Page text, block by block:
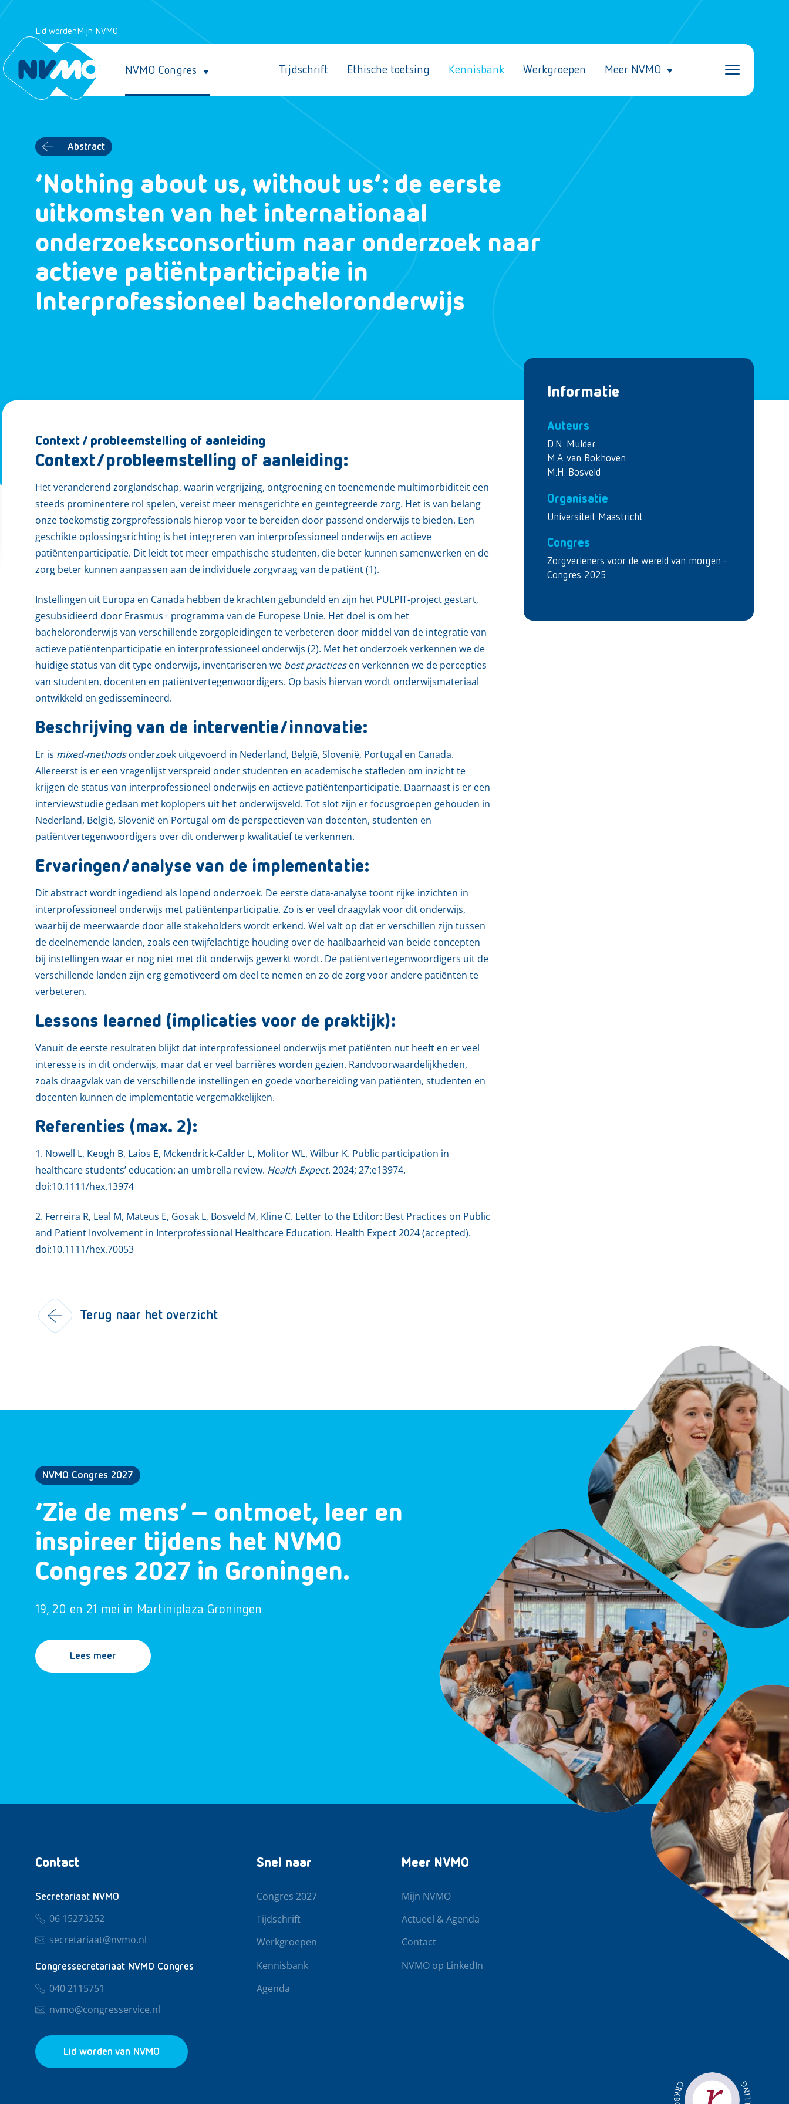
Lid wordenMijn NVMO
NVMO Congres Tijdschrift Ethische toetsing Kennisbank Werkgroepen Meer NVMO
Abstract
‘Nothing about us, without us’: de eerste
uitkomsten van het internationaal
onderzoeksconsortium naar onderzoek naar
actieve patiëntparticipatie in
Interprofessioneel bacheloronderwijs
Informatie
Auteurs
D.N. Mulder
M.A. van Bokhoven
M.H. Bosveld
Organisatie
Universiteit Maastricht
Congres
Zorgverleners voor de wereld van morgen -
Congres 2025
Context / probleemstelling of aanleiding
Context/probleemstelling of aanleiding:
Het veranderend zorglandschap, waarin vergrijzing, ontgroening en toenemende multimorbiditeit een
steeds prominentere rol spelen, vereist meer mensgerichte en geïntegreerde zorg. Het is van belang
onze toekomstig zorgprofessionals hierop voor te bereiden door passend onderwijs te bieden. Een
geschikte oplossingsrichting is het integreren van interprofessioneel onderwijs en actieve
patiëntenparticipatie. Dit leidt tot meer empathische studenten, die beter kunnen samenwerken en de
zorg beter kunnen aanpassen aan de individuele zorgvraag van de patiënt (1).
Instellingen uit Europa en Canada hebben de krachten gebundeld en zijn het PULPIT-project gestart,
gesubsidieerd door Erasmus+ programma van de Europese Unie. Het doel is om het
bacheloronderwijs van verschillende zorgopleidingen te verbeteren door middel van de integratie van
actieve patiëntenparticipatie en interprofessioneel onderwijs (2). Met het onderzoek verkennen we de
huidige status van dit type onderwijs, inventariseren we best practicesen verkennen we de percepties
van studenten, docenten en patiëntvertegenwoordigers. Op basis hiervan wordt onderwijsmateriaal
ontwikkeld en gedissemineerd.
Beschrijving van de interventie/innovatie:
Er is mixed-methodsonderzoek uitgevoerd in Nederland, België, Slovenië, Portugal en Canada.
Allereerst is er een vragenlijst verspreid onder studenten en academische stafleden om inzicht te
krijgen de status van interprofessioneel onderwijs en actieve patiëntenparticipatie. Daarnaast is er een
interviewstudie gedaan met koplopers uit het onderwijsveld. Tot slot zijn er focusgroepen gehouden in
Nederland, België, Slovenië en Portugal om de perspectieven van docenten, studenten en
patiëntvertegenwoordigers over dit onderwerp kwalitatief te verkennen.
Ervaringen/analyse van de implementatie:
Dit abstract wordt ingediend als lopend onderzoek. De eerste data-analyse toont rijke inzichten in
interprofessioneel onderwijs met patiëntenparticipatie. Zo is er veel draagvlak voor dit onderwijs,
waarbij de meerwaarde door alle stakeholders wordt erkend. Wel valt op dat er verschillen zijn tussen
de deelnemende landen, zoals een twijfelachtige houding over de haalbaarheid van beide concepten
bij instellingen waar er nog niet met dit onderwijs gewerkt wordt. De patiëntvertegenwoordigers uit de
verschillende landen zijn erg gemotiveerd om deel te nemen en zo de zorg voor andere patiënten te
verbeteren.
Lessons learned (implicaties voor de praktijk):
Vanuit de eerste resultaten blijkt dat interprofessioneel onderwijs met patiënten nut heeft en er veel
interesse is in dit onderwijs, maar dat er veel barrières worden gezien. Randvoorwaardelijkheden,
zoals draagvlak van de verschillende instellingen en goede voorbereiding van patiënten, studenten en
docenten kunnen de implementatie vergemakkelijken.
Referenties (max. 2):
1. Nowell L, Keogh B, Laios E, Mckendrick-Calder L, Molitor WL, Wilbur K. Public participation in
healthcare students’ education: an umbrella review. Health Expect. 2024; 27:e13974.
doi:10.1111/hex.13974
2. Ferreira R, Leal M, Mateus E, Gosak L, Bosveld M, Kline C. Letter to the Editor: Best Practices on Public
and Patient Involvement in Interprofessional Healthcare Education. Health Expect 2024 (accepted).
doi:10.1111/hex.70053
Terug naar het overzicht
NVMO Congres 2027
‘Zie de mens’ – ontmoet, leer en
inspireer tijdens het NVMO
Congres 2027 in Groningen.
19, 20 en 21 mei in Martiniplaza Groningen
Lees meer
Contact
Secretariaat NVMO
06 15273252
secretariaat@nvmo.nl
Congressecretariaat NVMO Congres
040 2115751
nvmo@congresservice.nl
Lid worden van NVMO
Snel naar
Congres 2027
Tijdschrift
Werkgroepen
Kennisbank
Agenda
Meer NVMO
Mijn NVMO
Actueel & Agenda
Contact
NVMO op LinkedIn